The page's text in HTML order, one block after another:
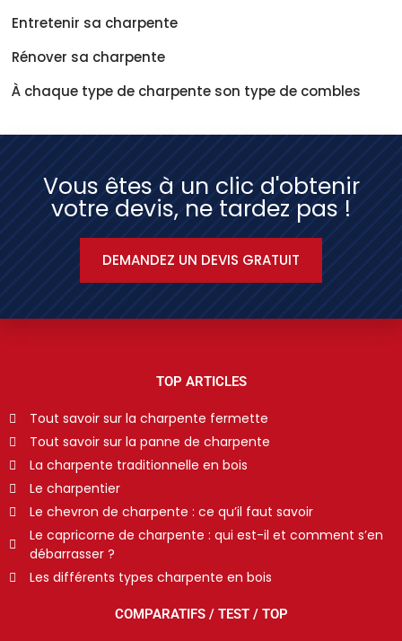
Entretenir sa charpente
Rénover sa charpente
À chaque type de charpente son type de combles
Vous êtes à un clic d'obtenir
votre devis, ne tardez pas !
DEMANDEZ UN DEVIS GRATUIT
TOP ARTICLES
Tout savoir sur la charpente fermette
Tout savoir sur la panne de charpente
La charpente traditionnelle en bois
Le charpentier
Le chevron de charpente : ce qu’il faut savoir
Le capricorne de charpente : qui est-il et comment s’en
débarrasser ?
Les différents types charpente en bois
COMPARATIFS / TEST / TOP